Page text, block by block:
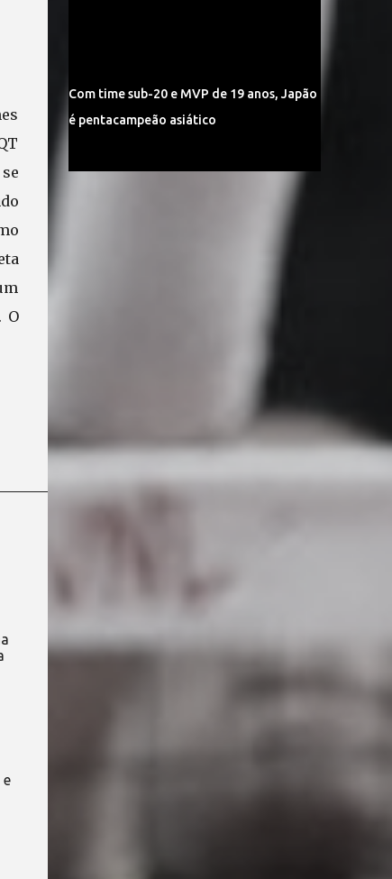
O
Com time sub-20 e MVP de 19 anos, Japão
é pentacampeão asiático